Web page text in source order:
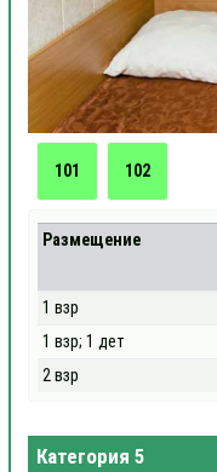
101 102
Размещение
1 взр
1 взр; 1 дет
2 взр
Категория 5